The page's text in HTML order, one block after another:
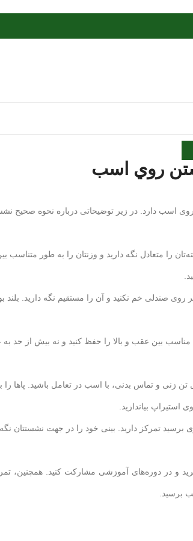
روي اسب
اسب دارد. در زیر توضیحاتی درباره نحوه صحیح
را متعادل نگه دارید و وزنتان را به طور متناسب
صندلی خم نکنید و آن را مستقیم نگه دارید. بلند
بین عقب و بالا را حفظ کنید و نه بیش از حد
زنی و تماس بدنی، با اسب در تعامل باشید. پاها
بیاندازید.
برسید تمرکز دارید. بینی خود را در جهت نشستتان
دوره‌های آموزشی مشارکت کنید. همچنین،
برسید.